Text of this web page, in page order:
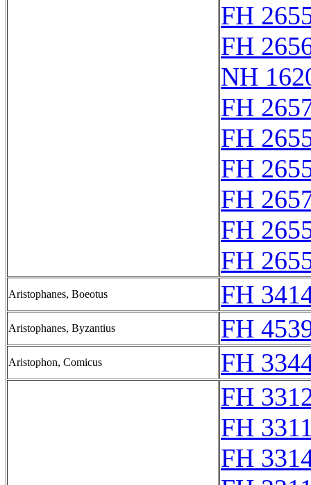
FH
FH
NH
FH
FH
FH
FH
FH
FH
Aristophanes, Boeotus FH
Aristophanes, Byzantius FH
Aristophon, Comicus
FH
FH
FH
FH